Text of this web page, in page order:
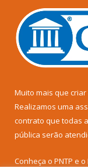
Muito mais que criar
Realizamos uma
contrato que todas
pública serão
Conheça o PNTP e o